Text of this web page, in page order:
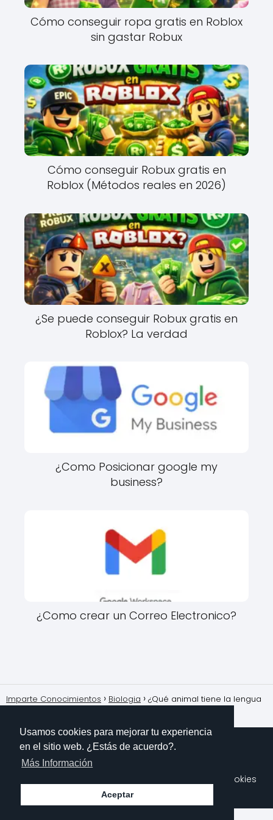
Cómo conseguir ropa gratis en Roblox
sin gastar Robux
Cómo conseguir Robux gratis en
Roblox (Métodos reales en 2026)
¿Se puede conseguir Robux gratis en
Roblox? La verdad
¿Como Posicionar google my
business?
¿Como crear un Correo Electronico?
Imparte Conocimientos Biologia
¿Qué animal tiene la lengua
Política de Cookies
Polítioca de Privacidad
Usamos cookies para mejorar tu experiencia
en el sitio web. ¿Estás de acuerdo?.
Más Información
Aceptar